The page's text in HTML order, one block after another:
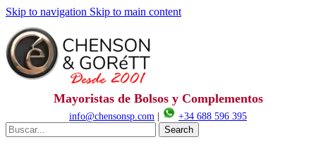
Skip to navigation Skip to main content
Mayoristas de Bolsos y Complementos
info@chensonsp.com
+34 688 596 395
Search